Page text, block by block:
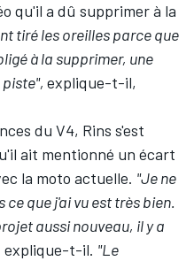
qu'il a dû supprimer à la
tiré les oreilles parce que
à la supprimer, une
explique-t-il,
du V4, Rins s'est
ait mentionné un écart
la moto actuelle. "Je ne
ce que j'ai vu est très bien.
aussi nouveau, il y a
explique-t-il. "Le